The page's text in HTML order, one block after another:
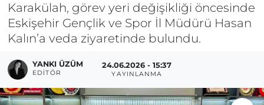
Karakülah, görev yeri değişikliği öncesinde
Eskişehir Gençlik ve Spor İl Müdürü Hasan
Kalın’a veda ziyaretinde bulundu.
YANKI ÜZÜM
EDITÖR
24.06.2026 - 15:37
YAYINLANMA